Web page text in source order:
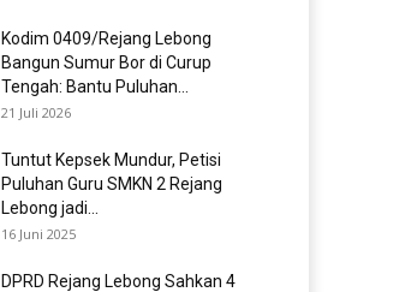
Kodim 0409/Rejang Lebong
Bangun Sumur Bor di Curup
Tengah: Bantu Puluhan...
21 Juli 2026
Tuntut Kepsek Mundur, Petisi
Puluhan Guru SMKN 2 Rejang
Lebong jadi...
16 Juni 2025
DPRD Rejang Lebong Sahkan 4